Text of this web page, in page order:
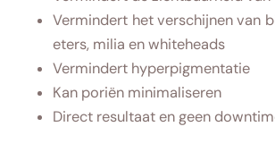
Vermindert het verschijnen van
eters, milia en whiteheads
Vermindert hyperpigmentatie
Kan poriën minimaliseren
Direct resultaat en geen